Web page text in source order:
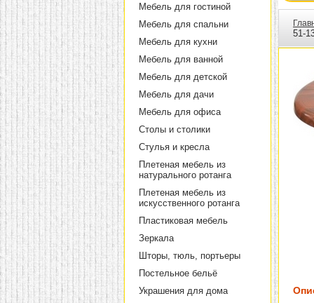
Мебель для гостиной
Мебель для спальни
Мебель для кухни
Мебель для ванной
Мебель для детской
Мебель для дачи
Мебель для офиса
Столы и столики
Стулья и кресла
Плетеная мебель из
натурального ротанга
Плетеная мебель из
искусственного ротанга
Пластиковая мебель
Зеркала
Шторы, тюль, портьеры
Постельное бельё
Украшения для дома
51-